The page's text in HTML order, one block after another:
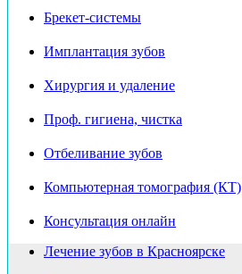
Брекет-системы
Имплантация зубов
Хирургия и удаление
Проф. гигиена, чистка
Отбеливание зубов
Компьютерная томография (КТ)
Консультация онлайн
Лечение зубов в Красноярске